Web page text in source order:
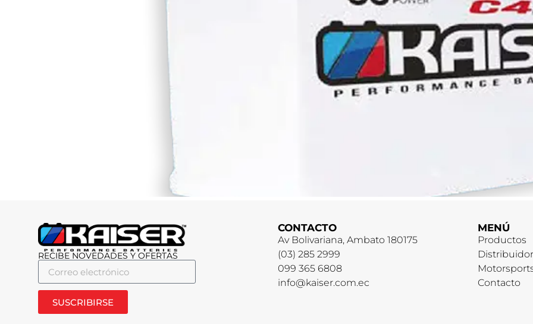
RECIBE NOVEDADES Y OFERTAS
SUSCRIBIRSE
CONTACTO
Av Bolivariana, Ambato 180175
(03) 285 2999
099 365 6808
info@kaiser.com.ec
MENÚ
Productos
Contacto